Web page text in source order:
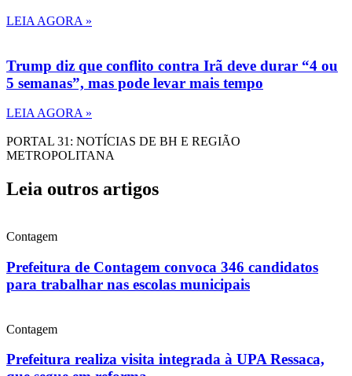
LEIA AGORA »
Trump diz que conflito contra Irã deve durar “4 ou
5 semanas”, mas pode levar mais tempo
LEIA AGORA »
PORTAL 31: NOTÍCIAS DE BH E REGIÃO
METROPOLITANA
Leia outros artigos
Contagem
Prefeitura de Contagem convoca 346 candidatos
para trabalhar nas escolas municipais
Contagem
Prefeitura realiza visita integrada à UPA Ressaca,